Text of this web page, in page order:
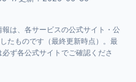
は、各サービスの公式サイト・公
たものです（最終更新時点）。最
ず各公式サイトでご確認くださ